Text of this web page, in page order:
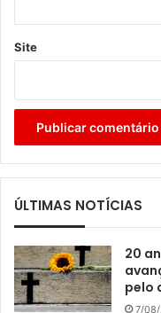
Site
ÚLTIMAS NOTÍCIAS
20
pelo
7/